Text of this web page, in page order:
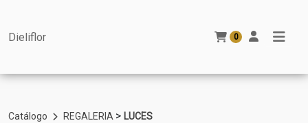
Dieliflor 0
Catálogo REGALERIA > LUCES